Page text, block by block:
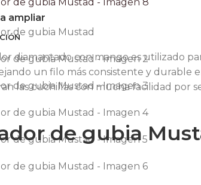
ampliar
diamantado con mango es utilizado
un filo más consistente y durable
las cuchillas con mucha facilidad por
de gubia